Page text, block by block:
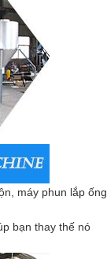
máy phun lắp ống,
bạn thay thế nó